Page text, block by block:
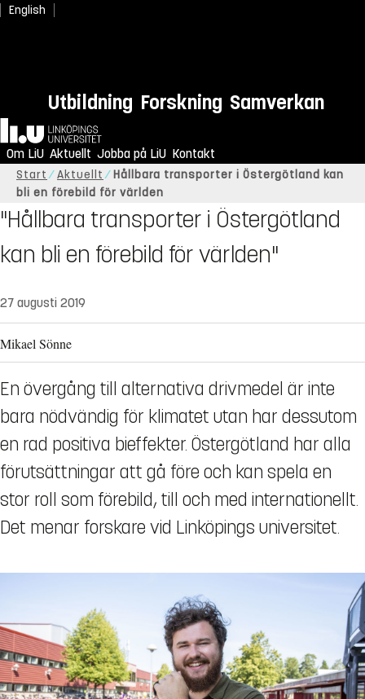
English
Utbildning Forskning Samverkan
Hem
Om LiU Aktuellt Jobba på LiU Kontakt
Start Aktuellt
Hållbara transporter i Östergötland kan
bli en förebild för världen
"Hållbara transporter i Östergötland
kan bli en förebild för världen"
27 augusti 2019
Mikael Sönne
En övergång till alternativa drivmedel är inte
bara nödvändig för klimatet utan har dessutom
en rad positiva bieffekter. Östergötland har alla
förutsättningar att gå före och kan spela en
stor roll som förebild, till och med internationellt.
Det menar forskare vid Linköpings universitet.